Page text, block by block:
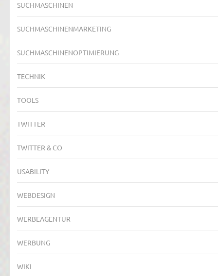
SUCHMASCHINEN
SUCHMASCHINENMARKETING
SUCHMASCHINENOPTIMIERUNG
TECHNIK
TOOLS
TWITTER
TWITTER & CO
USABILITY
WEBDESIGN
WERBEAGENTUR
WERBUNG
WIKI